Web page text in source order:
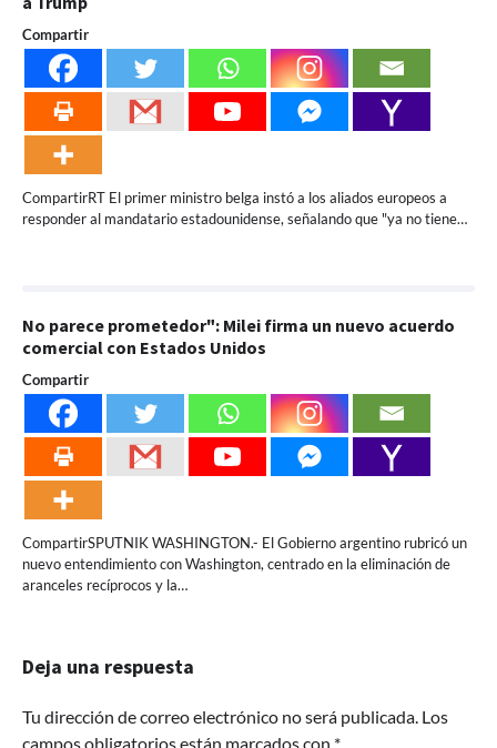
Compartir
CompartirRT El primer ministro belga instó a los aliados europeos a
responder al mandatario estadounidense, señalando que "ya no tiene…
No parece prometedor": Milei firma un nuevo acuerdo
comercial con Estados Unidos
Compartir
CompartirSPUTNIK WASHINGTON.- El Gobierno argentino rubricó un
nuevo entendimiento con Washington, centrado en la eliminación de
aranceles recíprocos y la…
Deja una respuesta
Tu dirección de correo electrónico no será publicada. Los
campos obligatorios están marcados con *